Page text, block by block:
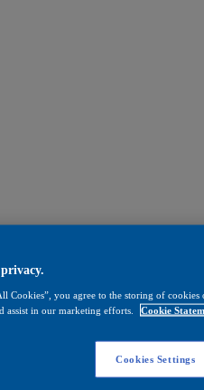
Cookies”, you agree to the storing of
assist in our marketing efforts.
Cookie
Cookies Settings